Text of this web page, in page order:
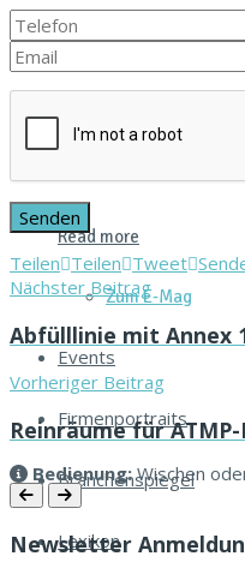
Qualität, Sicherheit
unmittelbar auf die
und der...
Read more
Zum E‑Mag
Events
Firmenportraits
Branchenspiegel
Lexikon
Teilen Teilen Tweet
Nächster Beitrag
Abfülllinie mit Annex
Vorheriger Beitrag
Reinräume für
Bedi­enung:Wis­chen
Newsletter